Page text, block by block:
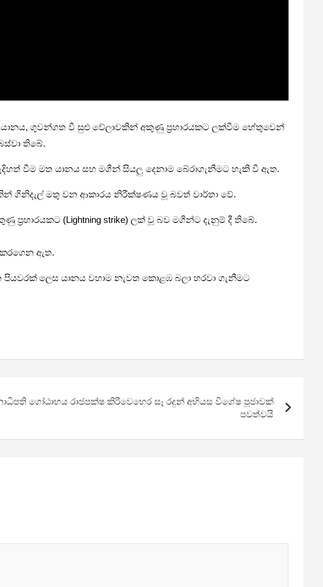
යානය, ගුවන්ගත වී සුළු වේලාවකින් අකුණු ප්‍රහාරයකට ලක්වීම හේතුවෙන්
තිබේ.
වීම මත යානය සහ මගීන් සියලු දෙනාම බේරාගැනීමට හැකි වී ඇත.
ගිනිදැල් මතු වන ආකාරය නිරීක්ෂණය වූ බවත් වාර්තා වේ.
(Lightning strike) ලක් වූ බව මගීන්ට දැනුම් දී තිබේ.
ඇත.
ලෙස යානය වහාම නැවත කොළඹ බලා හරවා ගැනීමට
ගෝඨාභය රාජපක්ෂ කිරිවෙහෙර සෑ රදුන් අභියස විශේෂ පූජාවක්
පවත්වයි